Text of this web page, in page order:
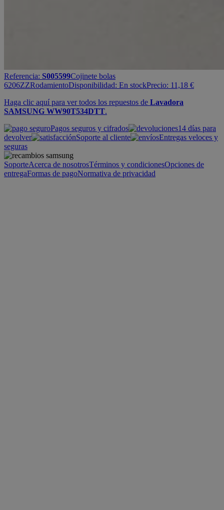
Referencia: S005599Cojinete bolas
6206ZZRodamientoDisponibilidad: En stockPrecio: 11,18 €
Haga clic aquí para ver todos los repuestos de Lavadora
SAMSUNG WW90T534DTT.
Pagos seguros y cifrados
14 días para
devolver
Soporte al cliente
Entregas veloces y
seguras
SoporteAcerca de nosotrosTérminos y condicionesOpciones de
entregaFormas de pagoNormativa de privacidad